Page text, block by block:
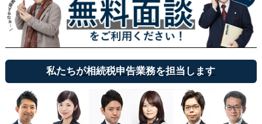
私たちが相続税申告業務を担当します